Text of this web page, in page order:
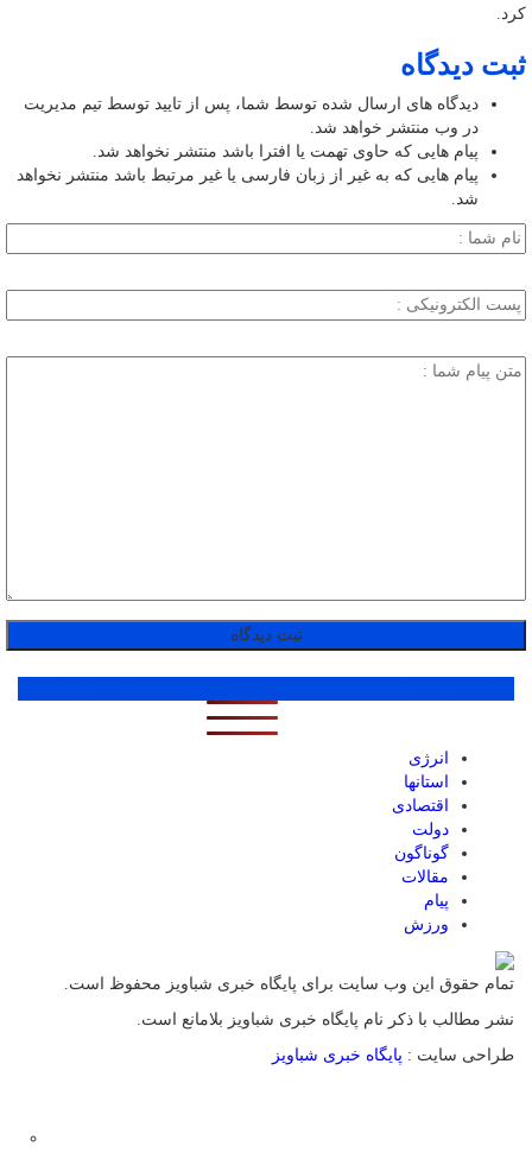
کرد.
ثبت دیدگاه
دیدگاه های ارسال شده توسط شما، پس از تایید توسط تیم مدیریت
در وب منتشر خواهد شد.
پیام هایی که حاوی تهمت یا افترا باشد منتشر نخواهد شد.
پیام هایی که به غیر از زبان فارسی یا غیر مرتبط باشد منتشر نخواهد
شد.
انرژی
استانها
اقتصادی
دولت
گوناگون
مقالات
پیام
ورزش
تمام حقوق این وب سایت برای پایگاه خبری شباویز محفوظ است.
نشر مطالب با ذکر نام پایگاه خبری شباویز بلامانع است.
طراحی سایت : پایگاه خبری شباویز